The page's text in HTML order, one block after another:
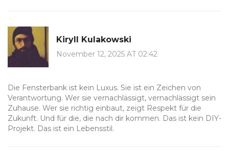
Kiryll Kulakowski
November 12, 2025 AT 02:42
Die Fensterbank ist kein Luxus. Sie ist ein Zeichen von
Verantwortung. Wer sie vernachlässigt, vernachlässigt sein
Zuhause. Wer sie richtig einbaut, zeigt Respekt für die
Zukunft. Und für die, die nach dir kommen. Das ist kein DIY-
Projekt. Das ist ein Lebensstil.